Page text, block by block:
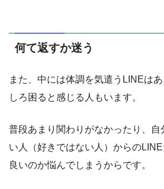
何て返すか迷う
また、中には体調を気遣うLINEは
しろ困ると感じる人もいます。
普段あまり関わりがなかったり、自
い人（好きではない人）からの
良いのか悩んでしまうからです。